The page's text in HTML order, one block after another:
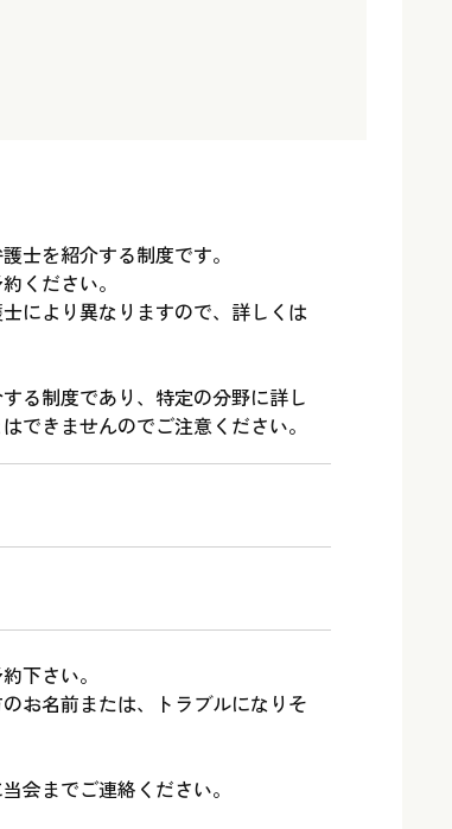
士を紹介する制度です。
ください。
により異なりますので、詳しくは
る制度であり、特定の分野に詳し
できませんのでご注意ください。
下さい。
お名前または、トラブルになりそ
会までご連絡ください。